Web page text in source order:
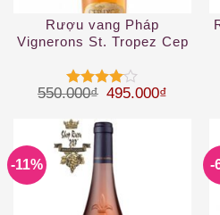
Rượu vang Pháp
Vignerons St. Tropez Cep
Provence
Được
45 sao
550.000₫ Giá gốc là:
495.000₫ Giá
-11% -